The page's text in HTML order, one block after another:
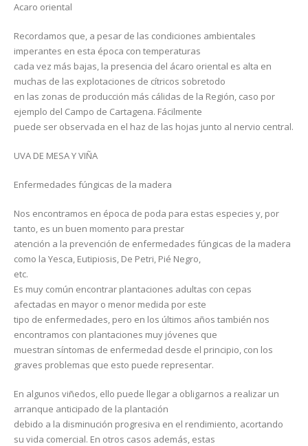
Acaro oriental
Recordamos que, a pesar de las condiciones ambientales
imperantes en esta época con temperaturas
cada vez más bajas, la presencia del ácaro oriental es alta en
muchas de las explotaciones de cítricos sobretodo
en las zonas de producción más cálidas de la Región, caso por
ejemplo del Campo de Cartagena. Fácilmente
puede ser observada en el haz de las hojas junto al nervio central.
UVA DE MESA Y VIÑA
Enfermedades fúngicas de la madera
Nos encontramos en época de poda para estas especies y, por
tanto, es un buen momento para prestar
atención a la prevención de enfermedades fúngicas de la madera
como la Yesca, Eutipiosis, De Petri, Pié Negro,
etc.
Es muy común encontrar plantaciones adultas con cepas
afectadas en mayor o menor medida por este
tipo de enfermedades, pero en los últimos años también nos
encontramos con plantaciones muy jóvenes que
muestran síntomas de enfermedad desde el principio, con los
graves problemas que esto puede representar.
En algunos viñedos, ello puede llegar a obligarnos a realizar un
arranque anticipado de la plantación
debido a la disminución progresiva en el rendimiento, acortando
su vida comercial. En otros casos además, estas